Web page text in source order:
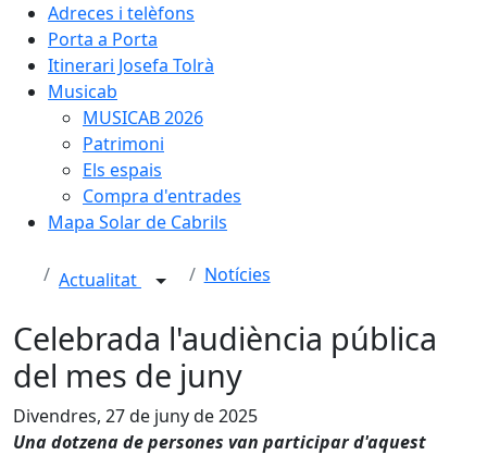
Adreces i telèfons
Porta a Porta
Itinerari Josefa Tolrà
Musicab
MUSICAB 2026
Patrimoni
Els espais
Compra d'entrades
Mapa Solar de Cabrils
Actualitat Notícies
Celebrada l'audiència pública
del mes de juny
Divendres, 27 de juny de 2025
Una dotzena de persones van participar d'aquest